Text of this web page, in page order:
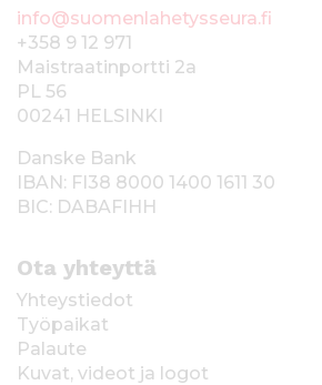
info@suomenlahetysseura.fi
+358 9 12 971
Maistraatinportti 2a
PL 56
00241 HELSINKI
Danske Bank
IBAN: FI38 8000 1400 1611 30
BIC: DABAFIHH
Ota yhteyttä
Yhteystiedot
Työpaikat
Palaute
Kuvat, videot ja logot